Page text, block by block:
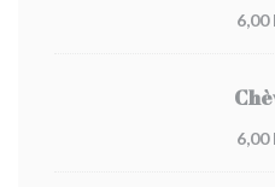
6,00
6,00